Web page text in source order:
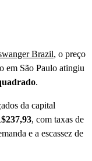
Brazil, o preço
em São Paulo atingiu
.
da capital
, com taxas de
e a escassez de